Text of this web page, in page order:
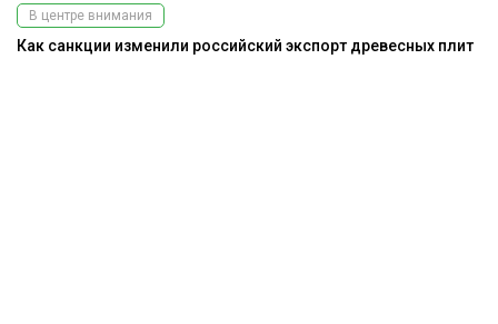
В центре внимания
Как санкции изменили российский экспорт древесных плит